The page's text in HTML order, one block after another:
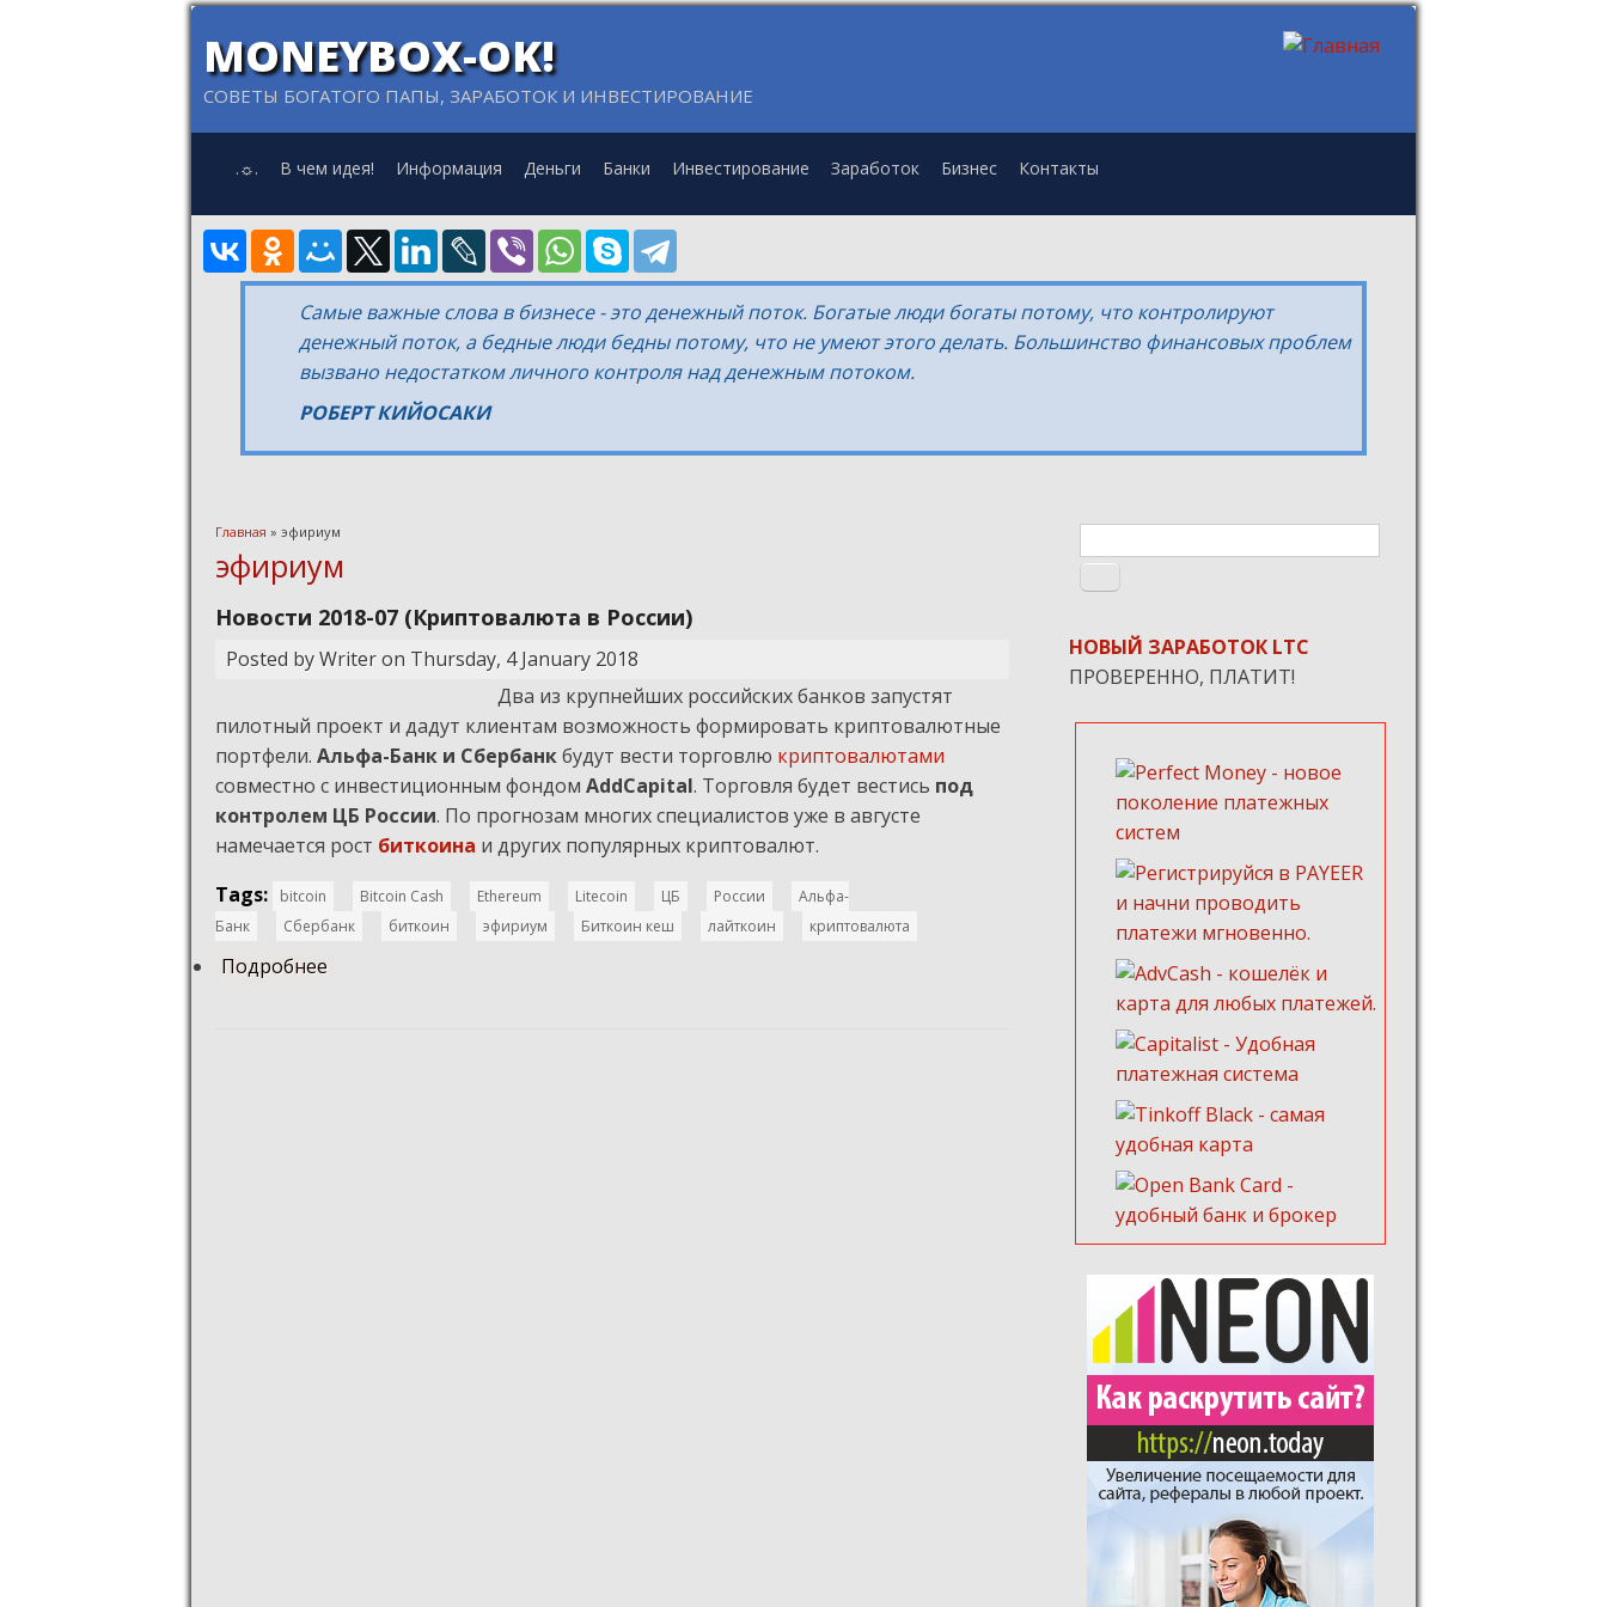
MONEYBOX-OK!
СОВЕТЫ БОГАТОГО ПАПЫ, ЗАРАБОТОК И ИНВЕСТИРОВАНИЕ
.☼. В чем идея! Информация Деньги Банки Инвестирование Заработок Бизнес Контакты
Самые важные слова в бизнесе - это денежный поток. Богатые люди богаты потому, что контролируют
денежный поток, а бедные люди бедны потому, что не умеют этого делать. Большинство финансовых проблем
вызвано недостатком личного контроля над денежным потоком.
РОБЕРТ КИЙОСАКИ
Вы здесь
Главная » эфириум
эфириум
Новости 2018-07 (Криптовалюта в России)
Posted byWriteron Thursday, 4 January 2018
Два из крупнейших российских банков запустят
пилотный проект и дадут клиентам возможность формировать криптовалютные
портфели. Альфа-Банк и Сбербанкбудут вести торговлю криптовалютами
совместно с инвестиционным фондом AddCapital. Торговля будет вестись под
контролем ЦБ России. По прогнозам многих специалистов уже в августе
намечается рост биткоина и других популярных криптовалют.
Tags:
bitcoin Bitcoin Cash Ethereum Litecoin ЦБ России
Альфа-
Банк
Сбербанк биткоин эфириум Биткоин кеш лайткоин криптовалюта
Подробнее
НОВЫЙ ЗАРАБОТОК LTC
ПРОВЕРЕННО, ПЛАТИТ!